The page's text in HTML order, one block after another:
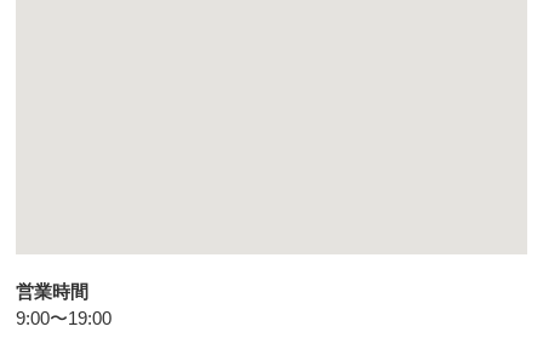
営業時間
9:00〜19:00